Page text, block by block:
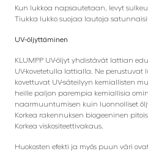
Kun lukkoa napsautetaan, levyt
Tiukka lukko suojaa lautoja
UV-öljyttäminen
KLUMPP UV-öljyt yhdistävät lattian
UV-kovetetulla lattialla. Ne perustuvat
kovettuvat UV-säteilyyn kemiallisten
heille paljon parempia kemiallisia
naarmuuntumisen kuin luonnolliset
Korkea rakennuksen biogeeninen
Korkea viskositeettivakaus.
Huokosten efekti ja myös puun väri